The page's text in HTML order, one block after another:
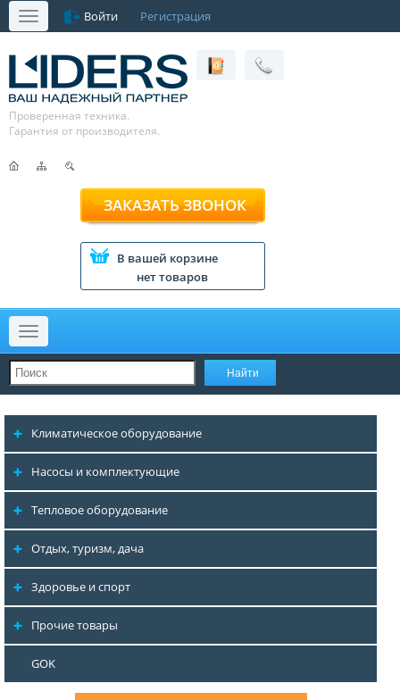
Меню Войти Регистрация
Проверенная техника.
Гарантия от производителя.
ЗАКАЗАТЬ ЗВОНОК
В вашей корзине
нет товаров
Меню
Климатическое оборудование
Насосы и комплектующие
Тепловое оборудование
Отдых, туризм, дача
Здоровье и спорт
Прочие товары
GOK